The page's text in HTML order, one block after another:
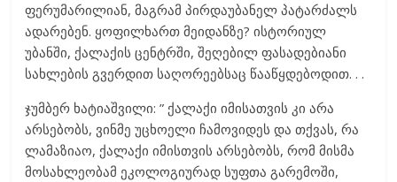
ფერუმარილიან, მაგრამ პირდაუბანელ პატარძალს
ადარებენ. ყოფილხართ მეიდანზე? ისტორიულ
უბანში, ქალაქის ცენტრში, შეღებილ ფასადებიანი
სახლების გვერდით საღორეებსაც წააწყდებოდით. . .
ჯუმბერ ხატიაშვილი: ” ქალაქი იმისათვის კი არა
არსებობს, ვინმე უცხოელი ჩამოვიდეს და თქვას, რა
ლამაზიაო, ქალაქი იმისთვის არსებობს, რომ მისმა
მოსახლეობამ ეკოლოგიურად სუფთა გარემოში,